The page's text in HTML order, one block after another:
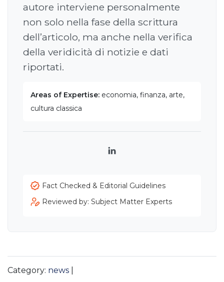
autore interviene personalmente
non solo nella fase della scrittura
dell’articolo, ma anche nella verifica
della veridicità di notizie e dati
riportati.
Areas of Expertise: economia, finanza, arte,
cultura classica
LinkedIn
Fact Checked & Editorial Guidelines
Reviewed by: Subject Matter Experts
Category: news